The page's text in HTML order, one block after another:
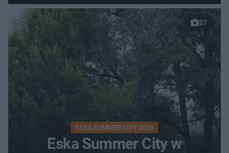
37
ESKA SUMMER CITY 2026
Eska Summer City w